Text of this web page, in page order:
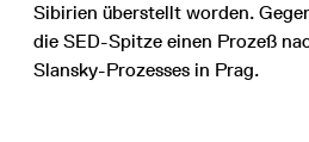
Sibirien überstellt worden.
die SED-Spitze einen Prozeß
Slansky-Prozesses in Prag.